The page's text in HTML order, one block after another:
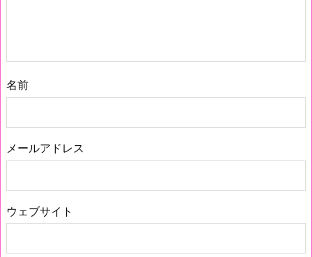
名前
メールアドレス
ウェブサイト